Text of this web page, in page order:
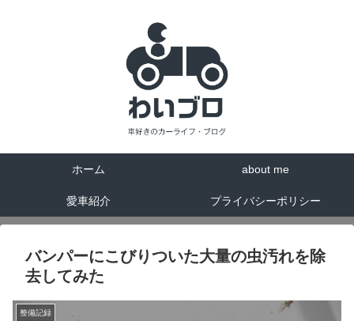
ホーム about me
愛車紹介 プライバシーポリシー
バンパーにこびりついた大量の虫汚れを除
去してみた
整備記録